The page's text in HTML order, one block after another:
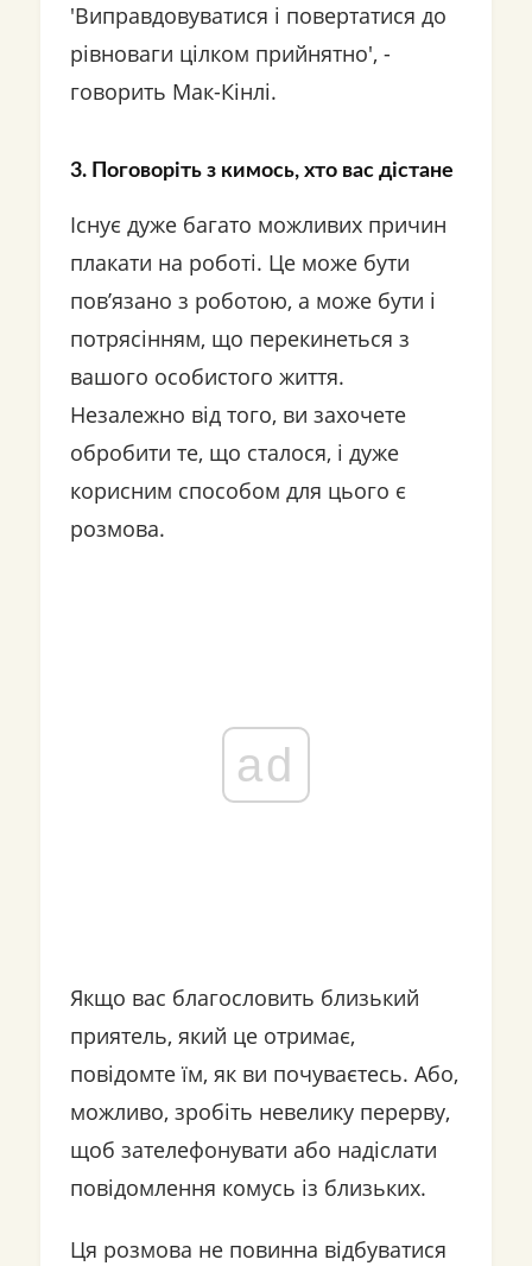
'Виправдовуватися і повертатися до
рівноваги цілком прийнятно', -
говорить Мак-Кінлі.
3. Поговоріть з кимось, хто вас дістане
Існує дуже багато можливих причин
плакати на роботі. Це може бути
пов’язано з роботою, а може бути і
потрясінням, що перекинеться з
вашого особистого життя.
Незалежно від того, ви захочете
обробити те, що сталося, і дуже
корисним способом для цього є
розмова.
ad
Якщо вас благословить близький
приятель, який це отримає,
повідомте їм, як ви почуваєтесь. Або,
можливо, зробіть невелику перерву,
щоб зателефонувати або надіслати
повідомлення комусь із близьких.
Ця розмова не повинна відбуватися